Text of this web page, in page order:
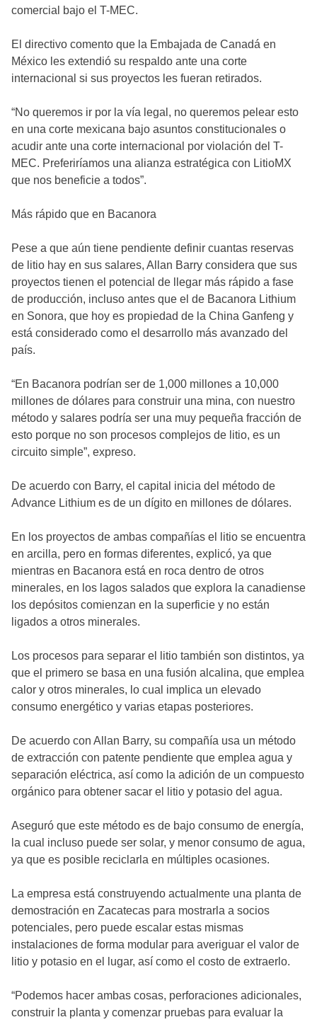
comercial bajo el T-MEC.
El directivo comento que la Embajada de Canadá en
México les extendió su respaldo ante una corte
internacional si sus proyectos les fueran retirados.
“No queremos ir por la vía legal, no queremos pelear esto
en una corte mexicana bajo asuntos constitucionales o
acudir ante una corte internacional por violación del T-
MEC. Preferiríamos una alianza estratégica con LitioMX
que nos beneficie a todos”.
Más rápido que en Bacanora
Pese a que aún tiene pendiente definir cuantas reservas
de litio hay en sus salares, Allan Barry considera que sus
proyectos tienen el potencial de llegar más rápido a fase
de producción, incluso antes que el de Bacanora Lithium
en Sonora, que hoy es propiedad de la China Ganfeng y
está considerado como el desarrollo más avanzado del
país.
“En Bacanora podrían ser de 1,000 millones a 10,000
millones de dólares para construir una mina, con nuestro
método y salares podría ser una muy pequeña fracción de
esto porque no son procesos complejos de litio, es un
circuito simple”, expreso.
De acuerdo con Barry, el capital inicia del método de
Advance Lithium es de un dígito en millones de dólares.
En los proyectos de ambas compañías el litio se encuentra
en arcilla, pero en formas diferentes, explicó, ya que
mientras en Bacanora está en roca dentro de otros
minerales, en los lagos salados que explora la canadiense
los depósitos comienzan en la superficie y no están
ligados a otros minerales.
Los procesos para separar el litio también son distintos, ya
que el primero se basa en una fusión alcalina, que emplea
calor y otros minerales, lo cual implica un elevado
consumo energético y varias etapas posteriores.
De acuerdo con Allan Barry, su compañía usa un método
de extracción con patente pendiente que emplea agua y
separación eléctrica, así como la adición de un compuesto
orgánico para obtener sacar el litio y potasio del agua.
Aseguró que este método es de bajo consumo de energía,
la cual incluso puede ser solar, y menor consumo de agua,
ya que es posible reciclarla en múltiples ocasiones.
La empresa está construyendo actualmente una planta de
demostración en Zacatecas para mostrarla a socios
potenciales, pero puede escalar estas mismas
instalaciones de forma modular para averiguar el valor de
litio y potasio en el lugar, así como el costo de extraerlo.
“Podemos hacer ambas cosas, perforaciones adicionales,
construir la planta y comenzar pruebas para evaluar la